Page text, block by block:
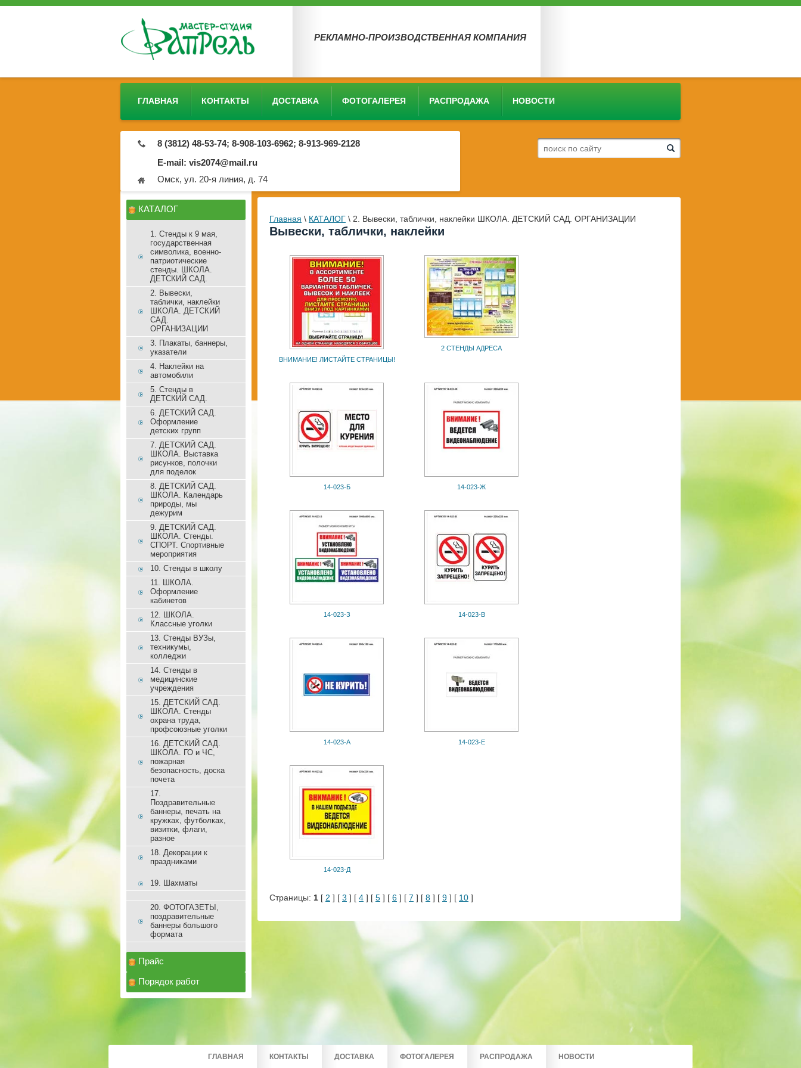
РЕКЛАМНО-ПРОИЗВОДСТВЕННАЯ КОМПАНИЯ
ГЛАВНАЯ КОНТАКТЫ ДОСТАВКА ФОТОГАЛЕРЕЯ РАСПРОДАЖА НОВОСТИ
8 (3812) 48-53-74; 8-908-103-6962; 8-913-969-2128
E-mail: vis2074@mail.ru
Омск, ул. 20-я линия, д. 74
Главная \ КАТАЛОГ \ 2. Вывески, таблички, наклейки ШКОЛА. ДЕТСКИЙ САД. ОРГАНИЗАЦИИ
Вывески, таблички, наклейки
ВНИМАНИЕ! ЛИСТАЙТЕ СТРАНИЦЫ!
2 СТЕНДЫ АДРЕСА
14-023-Б 14-023-Ж
14-023-З 14-023-В
14-023-А 14-023-Е
14-023-Д
Страницы: 1 [ 2 ] [ 3 ] [ 4 ] [ 5 ] [ 6 ] [ 7 ] [ 8 ] [ 9 ] [ 10 ]
КАТАЛОГ
1. Стенды к 9 мая,
государственная
символика, военно-
патриотические
стенды. ШКОЛА.
ДЕТСКИЙ САД.
2. Вывески,
таблички, наклейки
ШКОЛА. ДЕТСКИЙ
САД.
ОРГАНИЗАЦИИ
3. Плакаты, баннеры,
указатели
4. Наклейки на
автомобили
5. Стенды в
ДЕТСКИЙ САД.
6. ДЕТСКИЙ САД.
Оформление
детских групп
7. ДЕТСКИЙ САД.
ШКОЛА. Выставка
рисунков, полочки
для поделок
8. ДЕТСКИЙ САД.
ШКОЛА. Календарь
природы, мы
дежурим
9. ДЕТСКИЙ САД.
ШКОЛА. Стенды.
СПОРТ. Спортивные
мероприятия
10. Стенды в школу
11. ШКОЛА.
Оформление
кабинетов
12. ШКОЛА.
Классные уголки
13. Стенды ВУЗы,
техникумы,
колледжи
14. Стенды в
медицинские
учреждения
15. ДЕТСКИЙ САД.
ШКОЛА. Стенды
охрана труда,
профсоюзные уголки
16. ДЕТСКИЙ САД.
ШКОЛА. ГО и ЧС,
пожарная
безопасность, доска
почета
17.
Поздравительные
баннеры, печать на
кружках, футболках,
визитки, флаги,
разное
18. Декорации к
праздниками
19. Шахматы
20. ФОТОГАЗЕТЫ,
поздравительные
баннеры большого
формата
Прайс
Порядок работ
ГЛАВНАЯ КОНТАКТЫ ДОСТАВКА ФОТОГАЛЕРЕЯ РАСПРОДАЖА НОВОСТИ